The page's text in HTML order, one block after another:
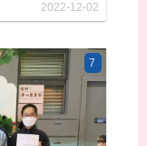
2022-12-02
7